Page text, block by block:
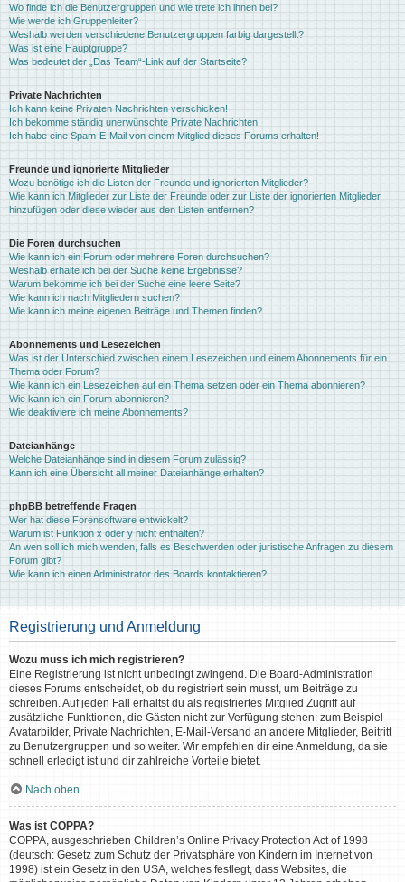
Wo finde ich die Benutzergruppen und wie trete ich ihnen bei?
Wie werde ich Gruppenleiter?
Weshalb werden verschiedene Benutzergruppen farbig dargestellt?
Was ist eine Hauptgruppe?
Was bedeutet der „Das Team“-Link auf der Startseite?
Private Nachrichten
Ich kann keine Privaten Nachrichten verschicken!
Ich bekomme ständig unerwünschte Private Nachrichten!
Ich habe eine Spam-E-Mail von einem Mitglied dieses Forums erhalten!
Freunde und ignorierte Mitglieder
Wozu benötige ich die Listen der Freunde und ignorierten Mitglieder?
Wie kann ich Mitglieder zur Liste der Freunde oder zur Liste der ignorierten Mitglieder
hinzufügen oder diese wieder aus den Listen entfernen?
Die Foren durchsuchen
Wie kann ich ein Forum oder mehrere Foren durchsuchen?
Weshalb erhalte ich bei der Suche keine Ergebnisse?
Warum bekomme ich bei der Suche eine leere Seite?
Wie kann ich nach Mitgliedern suchen?
Wie kann ich meine eigenen Beiträge und Themen finden?
Abonnements und Lesezeichen
Was ist der Unterschied zwischen einem Lesezeichen und einem Abonnements für ein
Thema oder Forum?
Wie kann ich ein Lesezeichen auf ein Thema setzen oder ein Thema abonnieren?
Wie kann ich ein Forum abonnieren?
Wie deaktiviere ich meine Abonnements?
Dateianhänge
Welche Dateianhänge sind in diesem Forum zulässig?
Kann ich eine Übersicht all meiner Dateianhänge erhalten?
phpBB betreffende Fragen
Wer hat diese Forensoftware entwickelt?
Warum ist Funktion x oder y nicht enthalten?
An wen soll ich mich wenden, falls es Beschwerden oder juristische Anfragen zu diesem
Forum gibt?
Wie kann ich einen Administrator des Boards kontaktieren?
Registrierung und Anmeldung
Wozu muss ich mich registrieren?
Eine Registrierung ist nicht unbedingt zwingend. Die Board-Administration
dieses Forums entscheidet, ob du registriert sein musst, um Beiträge zu
schreiben. Auf jeden Fall erhältst du als registriertes Mitglied Zugriff auf
zusätzliche Funktionen, die Gästen nicht zur Verfügung stehen: zum Beispiel
Avatarbilder, Private Nachrichten, E-Mail-Versand an andere Mitglieder, Beitritt
zu Benutzergruppen und so weiter. Wir empfehlen dir eine Anmeldung, da sie
schnell erledigt ist und dir zahlreiche Vorteile bietet.
Nach oben
Was ist COPPA?
COPPA, ausgeschrieben Children’s Online Privacy Protection Act of 1998
(deutsch: Gesetz zum Schutz der Privatsphäre von Kindern im Internet von
1998) ist ein Gesetz in den USA, welches festlegt, dass Websites, die